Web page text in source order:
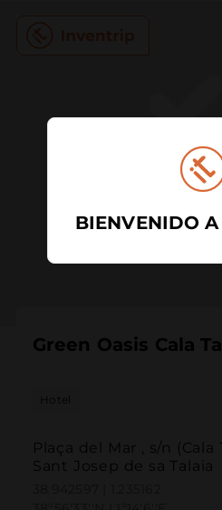
Green Oasis Cala
Hotel
Plaça del Mar , s/n (Cala
Sant Josep de sa Talaia
BIENVENIDO